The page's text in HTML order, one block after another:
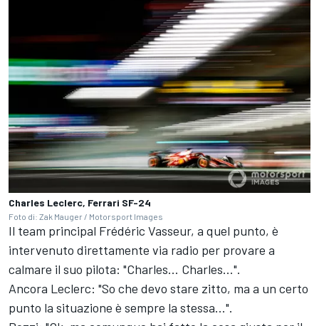
Charles Leclerc, Ferrari SF-24
Foto di: Zak Mauger / Motorsport Images
Il team principal Frédéric Vasseur, a quel punto, è
intervenuto direttamente via radio per provare a
calmare il suo pilota: "Charles... Charles...".
Ancora Leclerc: "So che devo stare zitto, ma a un certo
punto la situazione è sempre la stessa...".